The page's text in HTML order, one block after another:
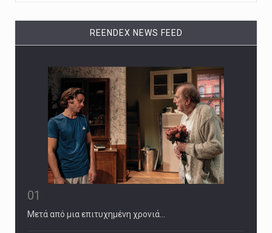
REENDEX NEWS FEED
01
Μετά από μια επιτυχημένη χρονιά…